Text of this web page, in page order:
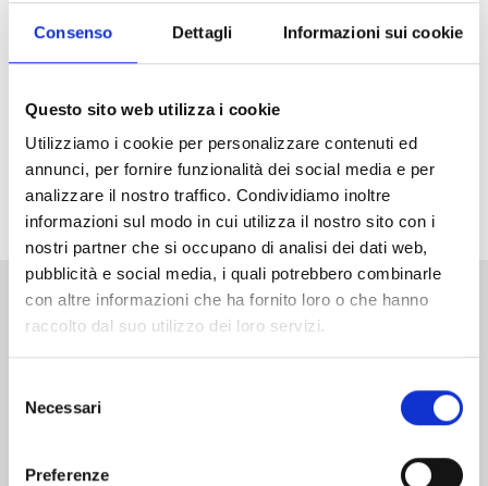
Consenso Dettagli Informazioni sui cookie
Questo sito web utilizza i cookie
Utilizziamo i cookie per personalizzare contenuti ed
annunci, per fornire funzionalità dei social media e per
analizzare il nostro traffico. Condividiamo inoltre
informazioni sul modo in cui utilizza il nostro sito con i
nostri partner che si occupano di analisi dei dati web,
pubblicità e social media, i quali potrebbero combinarle
con altre informazioni che ha fornito loro o che hanno
raccolto dal suo utilizzo dei loro servizi.
delNecessari
Preferenze
Shonen Jump, vincitore del primo premio ai Next
Non perdetevi il primo volume di
versione Limited Edition, con una variant cover
arricchita da dettagli in oro e uno splendito standee
acrilico in allegato!
Altri volumi della serie